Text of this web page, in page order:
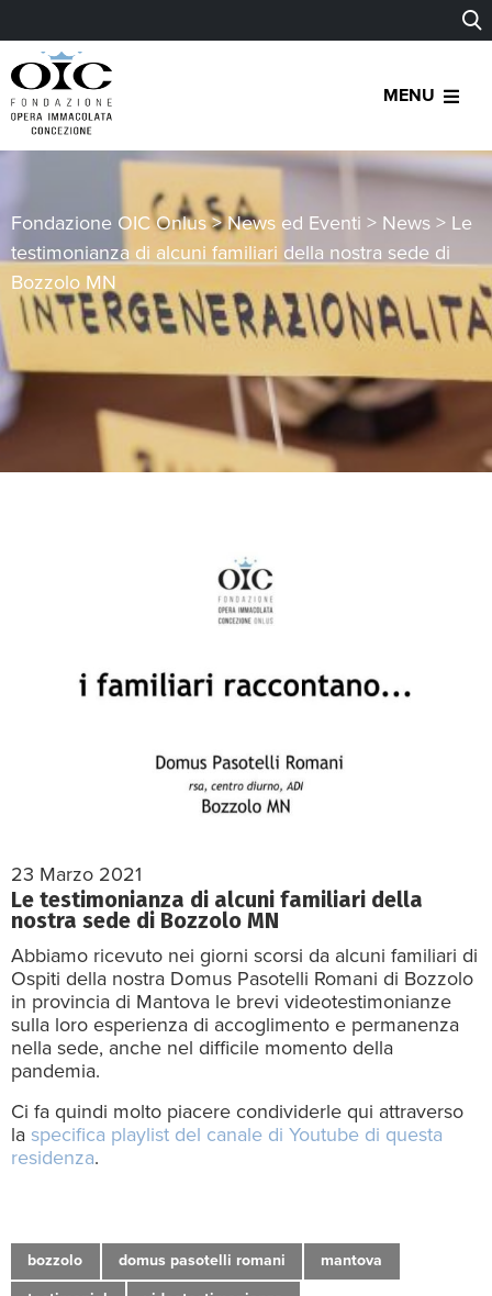
MENU
Fondazione OIC Onlus>News ed Eventi > News > Le
testimonianza di alcuni familiari della nostra sede di
Bozzolo MN
23 Marzo 2021
Le testimonianza di alcuni familiari della
nostra sede di Bozzolo MN
Abbiamo ricevuto nei giorni scorsi da alcuni familiari di
Ospiti della nostra Domus Pasotelli Romani di Bozzolo
in provincia di Mantova le brevi videotestimonianze
sulla loro esperienza di accoglimento e permanenza
nella sede, anche nel difficile momento della
pandemia.
Ci fa quindi molto piacere condividerle qui attraverso
la specifica playlist del canale di Youtube di questa
residenza.
bozzolo domus pasotelli romani mantova